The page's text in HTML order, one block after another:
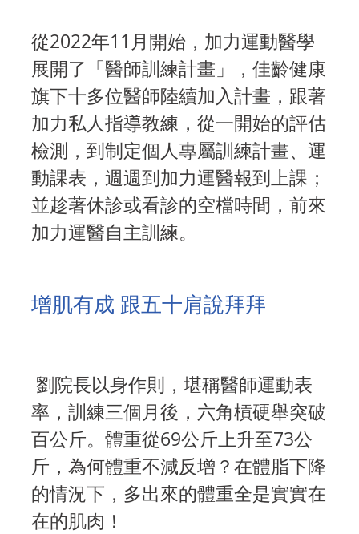
從2022年11月開始，加力運動醫學
展開了「醫師訓練計畫」，佳齡健康
旗下十多位醫師陸續加入計畫，跟著
加力私人指導教練，從一開始的評估
檢測，到制定個人專屬訓練計畫、運
動課表，週週到加力運醫報到上課；
並趁著休診或看診的空檔時間，前來
加力運醫自主訓練。
增肌有成 跟五十肩說拜拜
劉院長以身作則，堪稱醫師運動表
率，訓練三個月後，六角槓硬舉突破
百公斤。體重從69公斤上升至73公
斤，為何體重不減反增？在體脂下降
的情況下，多出來的體重全是實實在
在的肌肉！